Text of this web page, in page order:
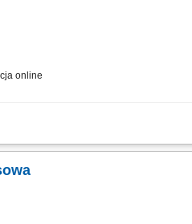
online
sprzedażowych; dbałość o wysoką